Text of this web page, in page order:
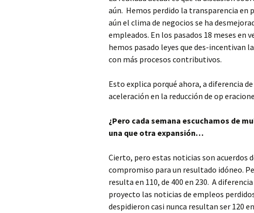
aún. Hemos perdido la transparencia en
aún el clima de negocios se ha
empleados. En los pasados 18 meses en
hemos pasado leyes que des-incentivan
con más procesos contributivos.
Esto explica porqué ahora, a diferencia
aceleración en la reducción de op
¿Pero cada semana escuchamos de
una que otra expansión…
Cierto, pero estas noticias son acuerdos
compromiso para un resultado idóneo.
resulta en 110, de 400 en 230. A
proyecto las noticias de empleos
despidieron casi nunca resultan ser 120